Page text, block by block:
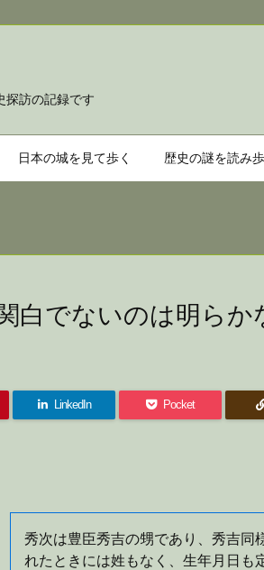
き
探訪の記録です
日本の城を見て歩く 歴史の謎を読み歩
白でないのは明らか
LinkedIn Pocket
秀次は豊臣秀吉の甥であり、秀吉同
れたときには姓もなく、生年月日も